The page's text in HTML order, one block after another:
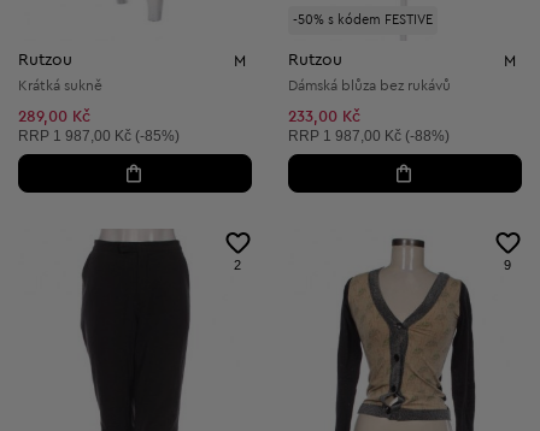
Rutzou M
Krátká sukně
289,00 Kč
Doporučená cena:
RRP 1 987,00 Kč (-85%)
-50% s kódem FESTIVE
Rutzou M
Dámská blůza bez rukávů
233,00 Kč
Doporučená cena:
RRP 1 987,00 Kč (-88%)
2 9